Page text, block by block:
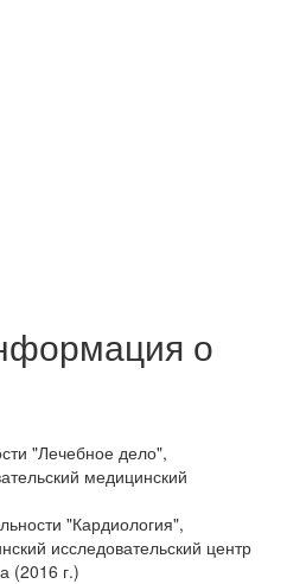
о
"Лечебное дело",
медицинский
"Кардиология",
исследовательский центр
(2016 г.)